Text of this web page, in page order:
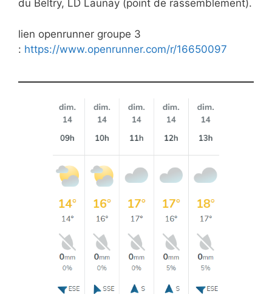
du Beltry, LD Launay (point de rassemblement).
lien openrunner groupe 3
: https://www.openrunner.com/r/16650097